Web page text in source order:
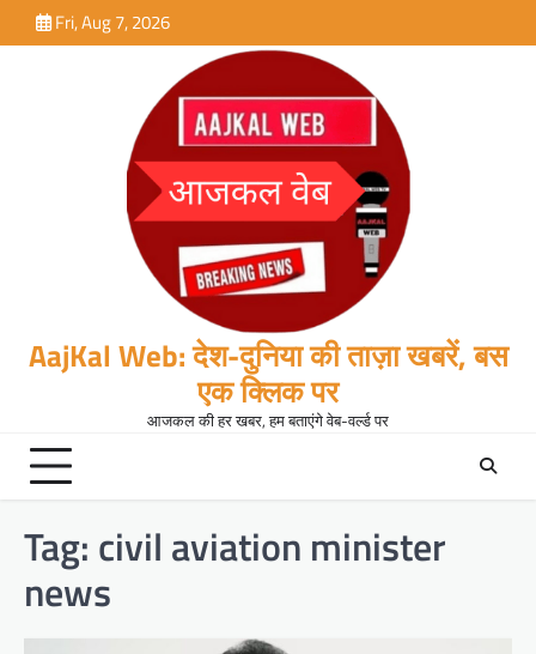
to
Fri, Aug 7, 2026
AajKal Web: देश-दुनिया की ताज़ा खबरें, बस
एक क्लिक पर
आजकल की हर खबर, हम बताएंगे वेब-वर्ल्ड पर
Tag: civil aviation minister
news